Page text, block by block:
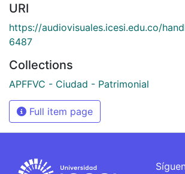
URI
https://audiovisuales.icesi.edu.co/
6487
Collections
APFFVC - Ciudad - Patrimonial
Full item page